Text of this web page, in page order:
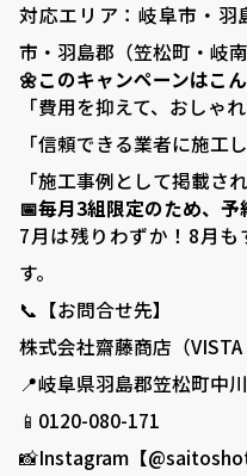
■ VISTA GARDENの外
■ 庭がある暮らし：サ
■ 庭がある暮らし：ド
■ 外構プランニング
■ 料金シミュレーショ
■ 施工事例
■ お客様の声
■ 求人サイト
■ お問い合わせ
対応エリア：岐阜市・羽
市・羽島郡（笠松町・岐
🌼このキャンペーンはこ
「費用を抑えて、おしゃ
「信頼できる業者に施工
「施工事例として掲載さ
📅毎月3組限定のため、予
7月は残りわずか！8月
す。
📞【お問合せ先】
株式会社齋藤商店（VISTA
📍岐阜県羽島郡笠松町中
📱0120-080-171
📸Instagram【